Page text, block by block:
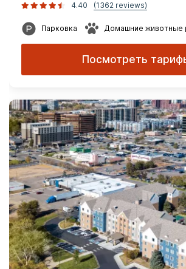
4.40
(1362 reviews)
Парковка Домашние животные
Посмотреть